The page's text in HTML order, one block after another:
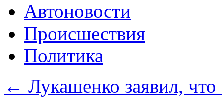
Автоновости
Происшествия
Политика
← Лукашенко заявил,